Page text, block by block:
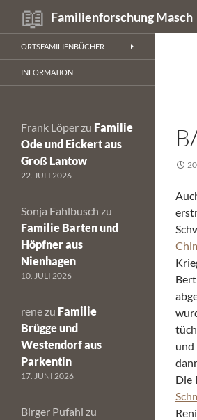
Inhalt
springen
Familienforschung Masch
Suchen
und
Die
ORTSFAMILIENBÜCHER
INFORMATION
Frank Löper zu Familie
Ode und Eickert aus
Groß Lantow
22. JULI 2026
Sonja Fahlbusch zu
Familie Barten und
Höpfner aus
Nienhagen
10. JULI 2026
rene zu Familie
Brügge und
Westendorf aus
Parkentin
17. JUNI 2026
Birger Pufahl zu